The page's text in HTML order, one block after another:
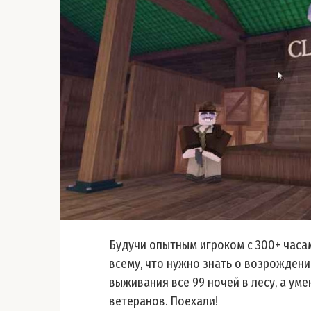
Будучи опытным игроком с 300+
всему, что нужно знать о
выживания все 99 ночей в лесу, а
ветеранов. Поехали!